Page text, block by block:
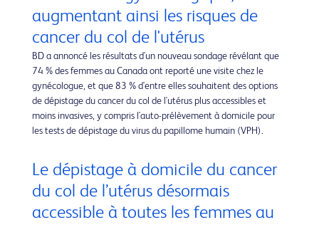
augmentant ainsi les risques de
cancer du col de l'utérus
BD a annoncé les résultats d'un nouveau sondage révélant que
74 % des femmes au Canada ont reporté une visite chez le
gynécologue, et que 83 % d'entre elles souhaitent des options
de dépistage du cancer du col de l'utérus plus accessibles et
moins invasives, y compris l'auto-prélèvement à domicile pour
les tests de dépistage du virus du papillome humain (VPH).
Le dépistage à domicile du cancer
du col de l’utérus désormais
accessible à toutes les femmes au